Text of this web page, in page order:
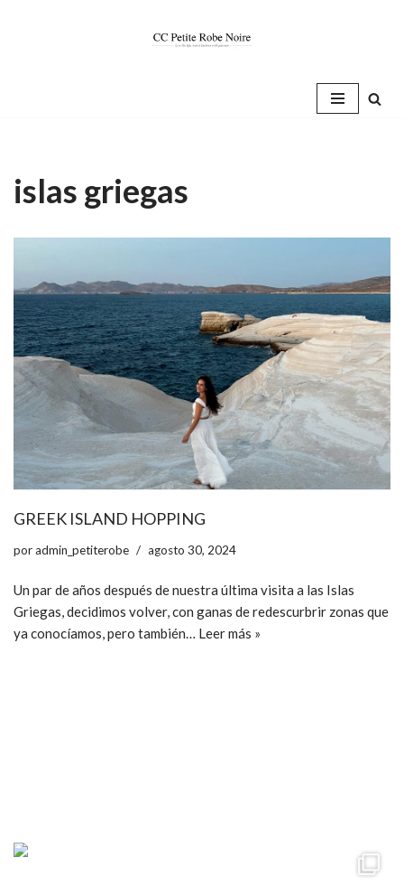
islas griegas
GREEK ISLAND HOPPING
poradmin_petiterobe agosto 30, 2024
Un par de años después de nuestra última visita a las Islas
Griegas, decidimos volver, con ganas de redescurbrir zonas que
ya conocíamos, pero también… Leer más »